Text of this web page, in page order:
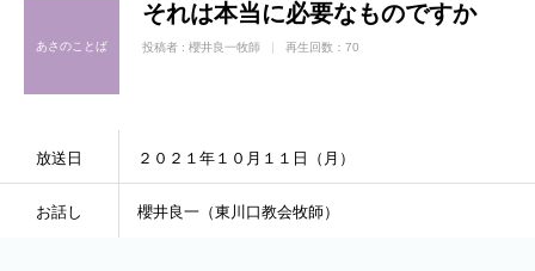
あさのことば
それは本当に必要なものですか
投稿者 : 櫻井良一牧師 再生回数：70
放送日 ２０２１年１０月１１日（月）
お話し 櫻井良一（東川口教会牧師）